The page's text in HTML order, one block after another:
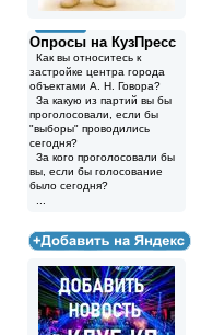
Опросы на КузПресс
Как вы относитесь к
застройке центра города
объектами А. Н. Говора?
За какую из партий вы бы
проголосовали, если бы
"выборы" проводились
сегодня?
За кого проголосовали бы
вы, если бы голосование
было сегодня?